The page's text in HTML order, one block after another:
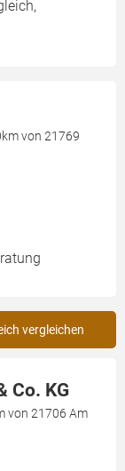
von 21769
vergleichen
Co. KG
von 21706 Am